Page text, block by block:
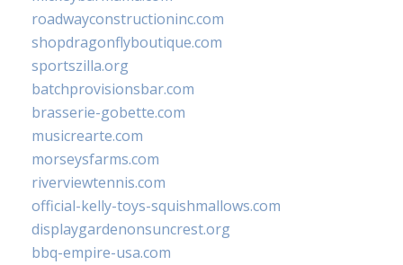
roadwayconstructioninc.com
shopdragonflyboutique.com
sportszilla.org
batchprovisionsbar.com
brasserie-gobette.com
musicrearte.com
morseysfarms.com
riverviewtennis.com
official-kelly-toys-squishmallows.com
displaygardenonsuncrest.org
bbq-empire-usa.com